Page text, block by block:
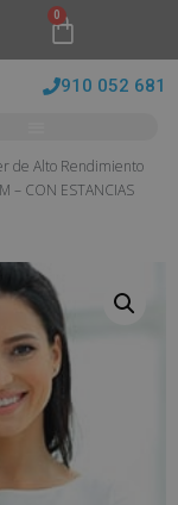
0
910 052 681
de Alto Rendimiento
– CON ESTANCIAS